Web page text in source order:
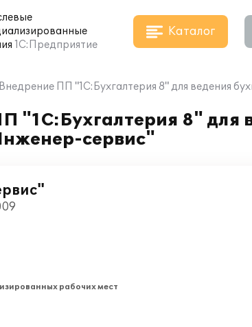
1С:Предприятие
Каталог
Внедрение ПП "1С:Бухгалтерия 8" для ведения
"1С:Бухгалтерия 8" для
сервис"
рабочих мест